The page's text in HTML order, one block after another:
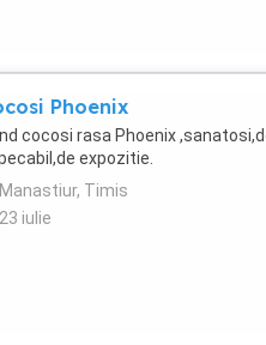
Phoenix
cocosi rasa Phoenix
expozitie.
Manastiur, Timis
23 iulie